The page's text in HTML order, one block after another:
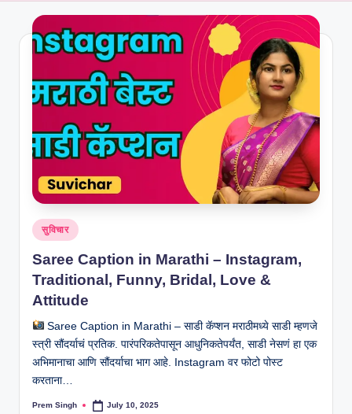
A
R
N
D
Posted
in
सुविचार
Saree Caption in Marathi – Instagram,
Traditional, Funny, Bridal, Love &
Attitude
Saree Caption in Marathi – साडी कॅप्शन मराठीमध्ये साडी म्हणजे
स्त्री सौंदर्याचं प्रतिक. पारंपरिकतेपासून आधुनिकतेपर्यंत, साडी नेसणं हा एक
अभिमानाचा आणि सौंदर्याचा भाग आहे. Instagram वर फोटो पोस्ट
करताना…
Posted
Prem Singh July 10, 2025